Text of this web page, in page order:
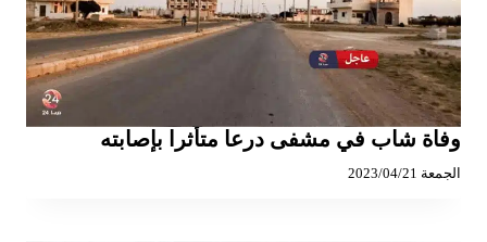
وفاة شاب في مشفى درعا متأثرا بإصابته
الجمعة 2023/04/21